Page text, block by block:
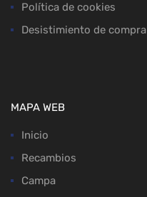
Política de cookies
Desistimiento de compra
MAPA WEB
Inicio
Recambios
Campa